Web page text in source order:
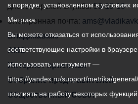
самоуправления
города
Владикавказ:
диспетчерской службы53-19-19
Электронная почта:
Владикавказ
АМС
Интернет приемная
Собрание представителей
Общественный Совет
в порядке, установленном в условиях
Метрика.
Вы можете отказаться от
соответствующие настройки в
использовать инструмент —
https://yandex.ru/support/metrika/
повлиять на работу некоторых